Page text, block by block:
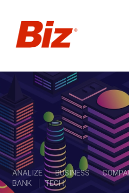
ANALIZE BUSINESS
BANK
TECH